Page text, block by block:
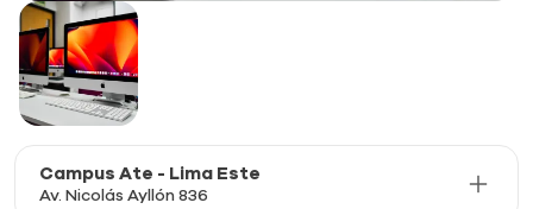
Campus Ate - Lima Este
Av. Nicolás Ayllón 836